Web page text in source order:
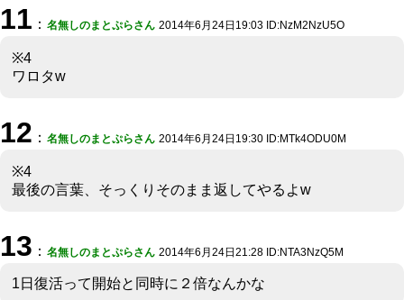
11 ： 名無しのまとぷらさん 2014年6月24日19:03 ID:NzM2NzU5O
※4
ワロタw
12 ： 名無しのまとぷらさん 2014年6月24日19:30 ID:MTk4ODU0M
※4
最後の言葉、そっくりそのまま返してやるよw
13 ： 名無しのまとぷらさん 2014年6月24日21:28 ID:NTA3NzQ5M
1日復活って開始と同時に２倍なんかな